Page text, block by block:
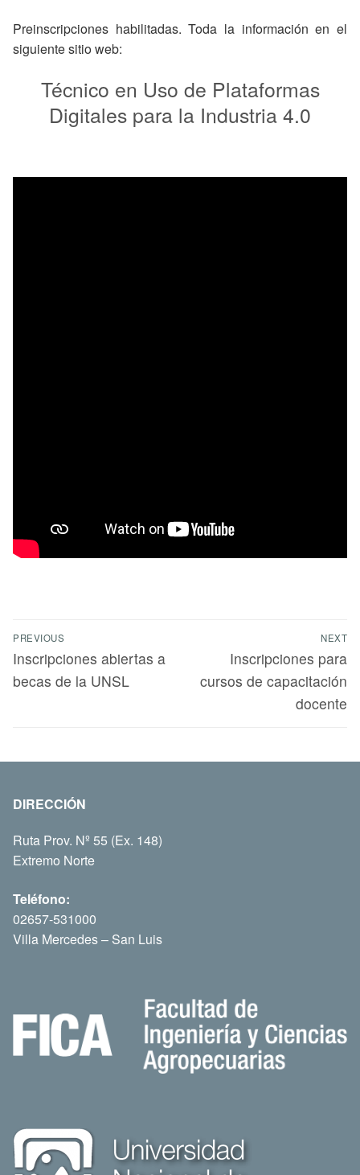
Preinscripciones habilitadas. Toda la información en el
siguiente sitio web:
Técnico en Uso de Plataformas
Digitales para la Industria 4.0
PREVIOUS
Inscripciones abiertas a
becas de la UNSL
NEXT
Inscripciones para
cursos de capacitación
docente
DIRECCIÓN
Ruta Prov. Nº 55 (Ex. 148)
Extremo Norte
Teléfono:
02657-531000
Villa Mercedes – San Luis